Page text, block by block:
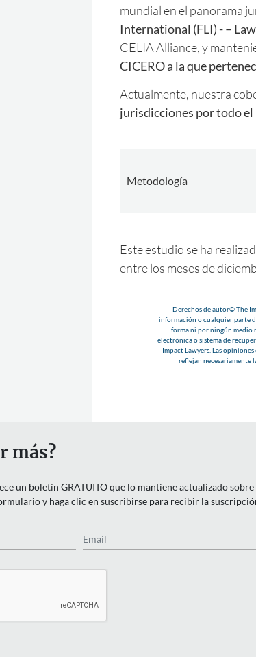
mundial en el panorama
International (FLI) - –
CELIA Alliance, y
CICERO a la que
Actualmente, nuestra
jurisdicciones por todo el
Metodología
Este estudio se ha
entre los meses de
Derechos de autor© The
información o cualquier parte
forma ni por ningún medio
electrónica o sistema de
Impact Lawyers. Las
reflejan necesariamente
más?
un boletín GRATUITO que lo mantiene actualizado
y haga clic en suscribirse para recibir la